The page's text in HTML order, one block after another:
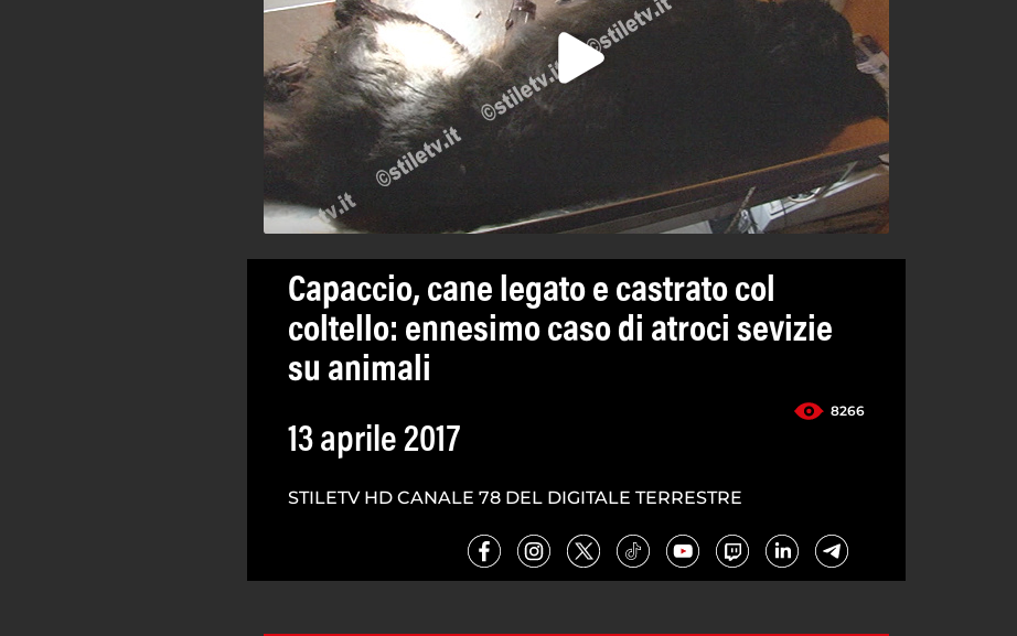
Capaccio, cane legato e castrato col
coltello: ennesimo caso di atroci sevizie
su animali
8266
13 aprile 2017
STILETV HD CANALE 78 DEL DIGITALE TERRESTRE